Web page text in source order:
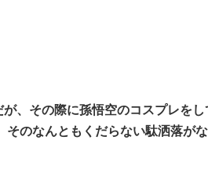
、その際に孫悟空のコスプレをし
のなんともくだらない駄洒落が